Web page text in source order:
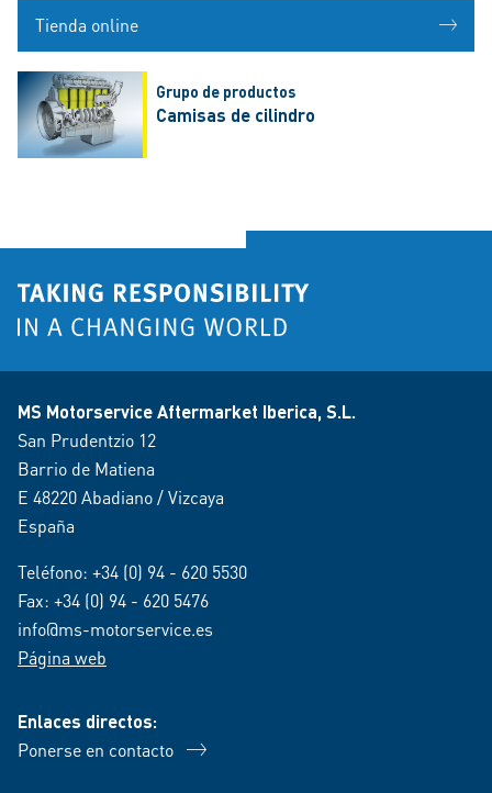
Tienda online
Grupo de productos
Camisas de cilindro
MS Motorservice Aftermarket Iberica, S.L.
San Prudentzio 12
Barrio de Matiena
E 48220 Abadiano / Vizcaya
España
Teléfono: +34 (0) 94 - 620 5530
Fax: +34 (0) 94 - 620 5476
info@ms-motorservice.es
Página web
Enlaces directos:
Ponerse en contacto